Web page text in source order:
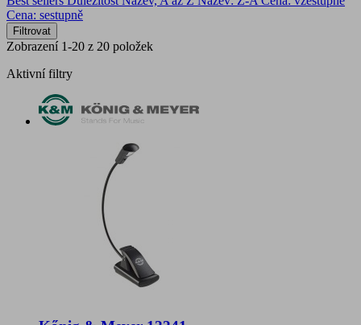
Cena: sestupně
Filtrovat
Zobrazení 1-20 z 20 položek
Aktivní filtry